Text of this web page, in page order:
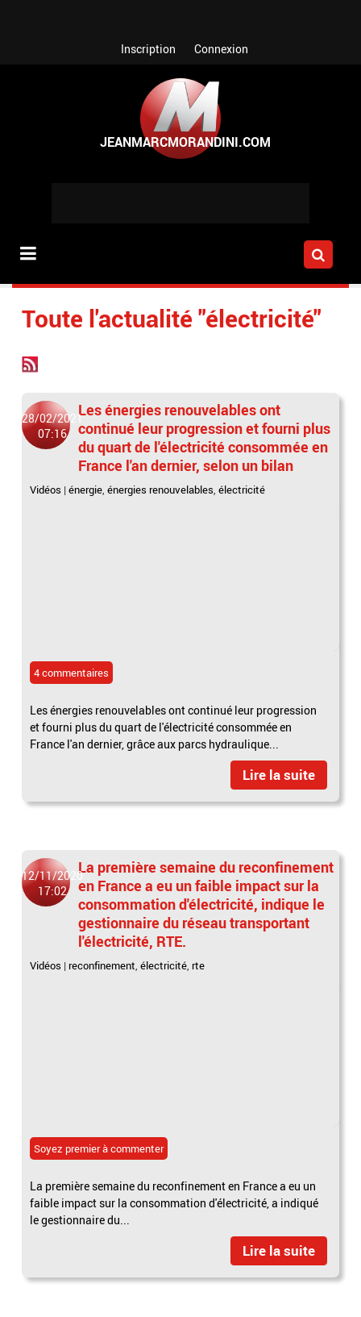
Inscription Connexion
Toute l'actualité "électricité"
28/02/2021
07:16
Les énergies renouvelables ont
continué leur progression et fourni plus
du quart de l'électricité consommée en
France l'an dernier, selon un bilan
Vidéos |énergie,énergies renouvelables,électricité
4 commentaires
Les énergies renouvelables ont continué leur progression
et fourni plus du quart de l'électricité consommée en
France l'an dernier, grâce aux parcs hydraulique...
Lire la suite
12/11/2020
17:02
La première semaine du reconfinement
en France a eu un faible impact sur la
consommation d'électricité, indique le
gestionnaire du réseau transportant
l'électricité, RTE.
Vidéos | reconfinement,électricité, rte
Soyez premier à commenter
La première semaine du reconfinement en France a eu un
faible impact sur la consommation d'électricité, a indiqué
le gestionnaire du...
Lire la suite